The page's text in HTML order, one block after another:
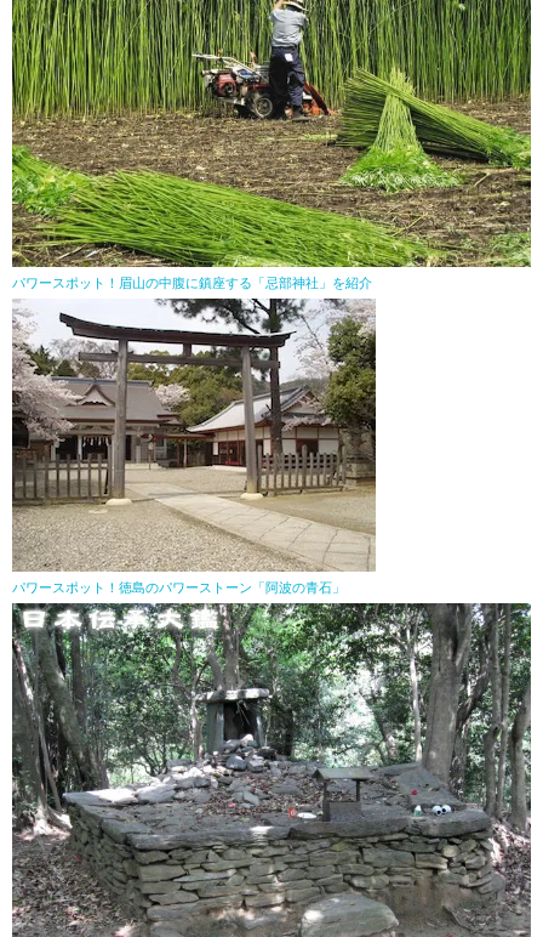
パワースポット！眉山の中腹に鎮座する「忌部神社」を紹介
パワースポット！徳島のパワーストーン「阿波の青石」